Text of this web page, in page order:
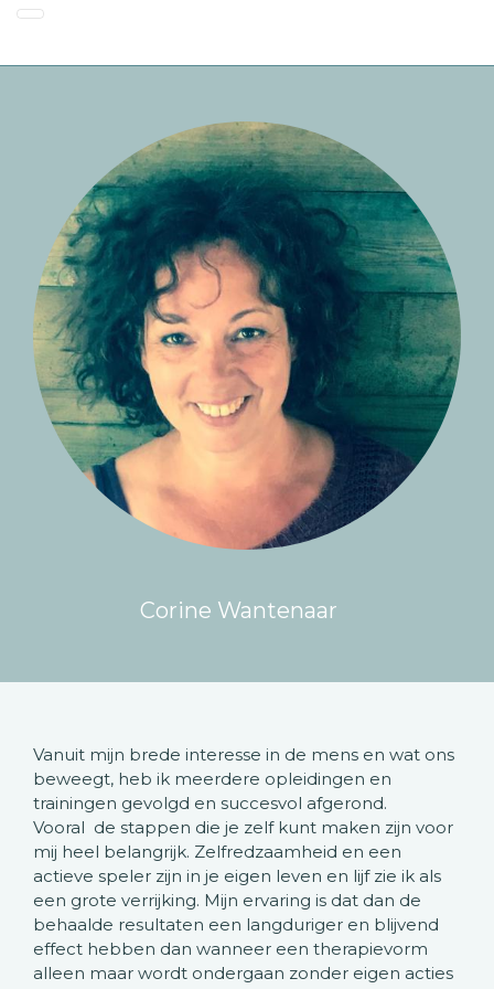
Corine Wantenaar
Vanuit mijn brede interesse in de mens en wat ons
beweegt, heb ik meerdere opleidingen en
trainingen gevolgd en succesvol afgerond.
Vooral de stappen die je zelf kunt maken zijn voor
mij heel belangrijk. Zelfredzaamheid en een
actieve speler zijn in je eigen leven en lijf zie ik als
een grote verrijking. Mijn ervaring is dat dan de
behaalde resultaten een langduriger en blijvend
effect hebben dan wanneer een therapievorm
alleen maar wordt ondergaan zonder eigen acties